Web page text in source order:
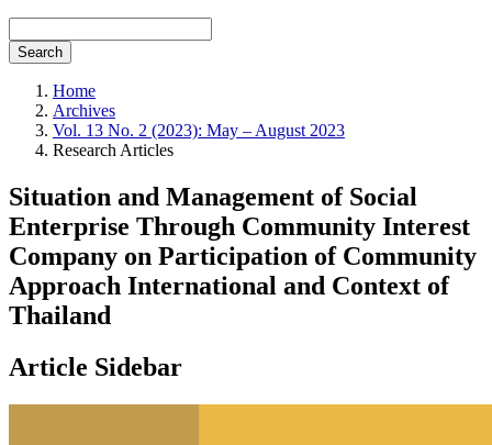
Search
Home
Archives
Vol. 13 No. 2 (2023): May – August 2023
Research Articles
Situation and Management of Social
Enterprise Through Community Interest
Company on Participation of Community
Approach International and Context of
Thailand
Article Sidebar